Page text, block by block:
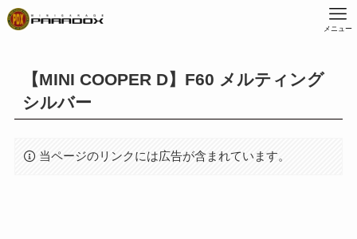
メニュー
【MINI COOPER D】F60 メルティング
シルバー
当ページのリンクには広告が含まれています。